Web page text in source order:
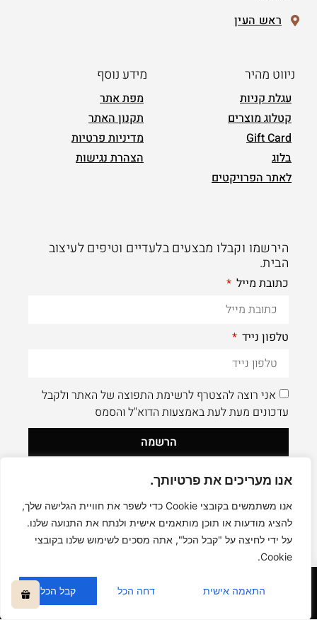
אנו מעריכים את פרטיותך.
אנו משתמשים בקובצי Cookie כדי לשפר את חוויית הגלישה שלך,
להציג מודעות או תוכן מותאמים אישית ולנתח את התנועה שלנו.
על ידי לחיצה על "קבל הכל", אתה מסכים לשימוש שלנו בקובצי
Cookie.
התאמה אישית דחה הכל קבל הכל
ראש העין
ניווט מהיר
עגלת קניות
קטלוג מוצרים
Gift Card
בלוג
לאתר הפרויקטים
מידע נוסף
מפת אתר
תקנון האתר
מדיניות פרטיות
הצהרת נגישות
הירשמו וקבלו מבצעים בלעדיים וטיפים לעיצוב
הבית.
כתובת מייל
טלפון נייד
אני רוצה להצטרף לרשימת התפוצה של האתר ולקבל
עדכונים מעת לעת באמצעות הדוא"ל והסמס
הרשמה
לעוד תוכן איכותי - תעקבו AleaDesign@
כל הזכויות שמורות © אליה דיזיין -
0